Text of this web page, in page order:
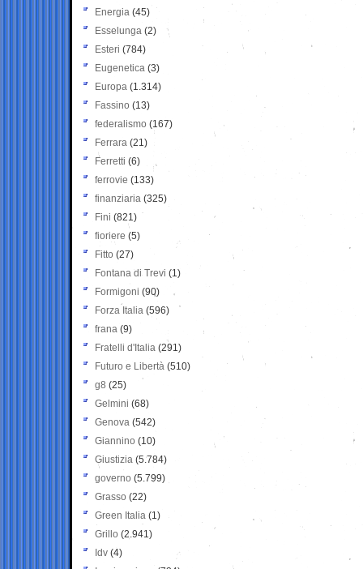
Energia (45)
Esselunga (2)
Esteri (784)
Eugenetica (3)
Europa (1.314)
Fassino (13)
federalismo (167)
Ferrara (21)
Ferretti (6)
ferrovie (133)
finanziaria (325)
Fini (821)
fioriere (5)
Fitto (27)
Fontana di Trevi (1)
Formigoni (90)
Forza Italia (596)
frana (9)
Fratelli d'Italia (291)
Futuro e Libertà (510)
g8 (25)
Gelmini (68)
Genova (542)
Giannino (10)
Giustizia (5.784)
governo (5.799)
Grasso (22)
Green Italia (1)
Grillo (2.941)
Idv (4)